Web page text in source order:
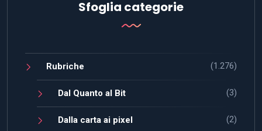
Sfoglia categorie
Rubriche (1.276)
Dal Quanto al Bit (3)
Dalla carta ai pixel (2)